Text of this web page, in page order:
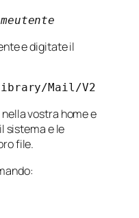
e digitate il
Mail/V2
vostra home e
sistema e le
file.